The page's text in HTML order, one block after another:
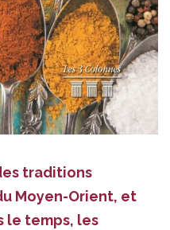
traditions
Moyen-Orient, et
le temps, les